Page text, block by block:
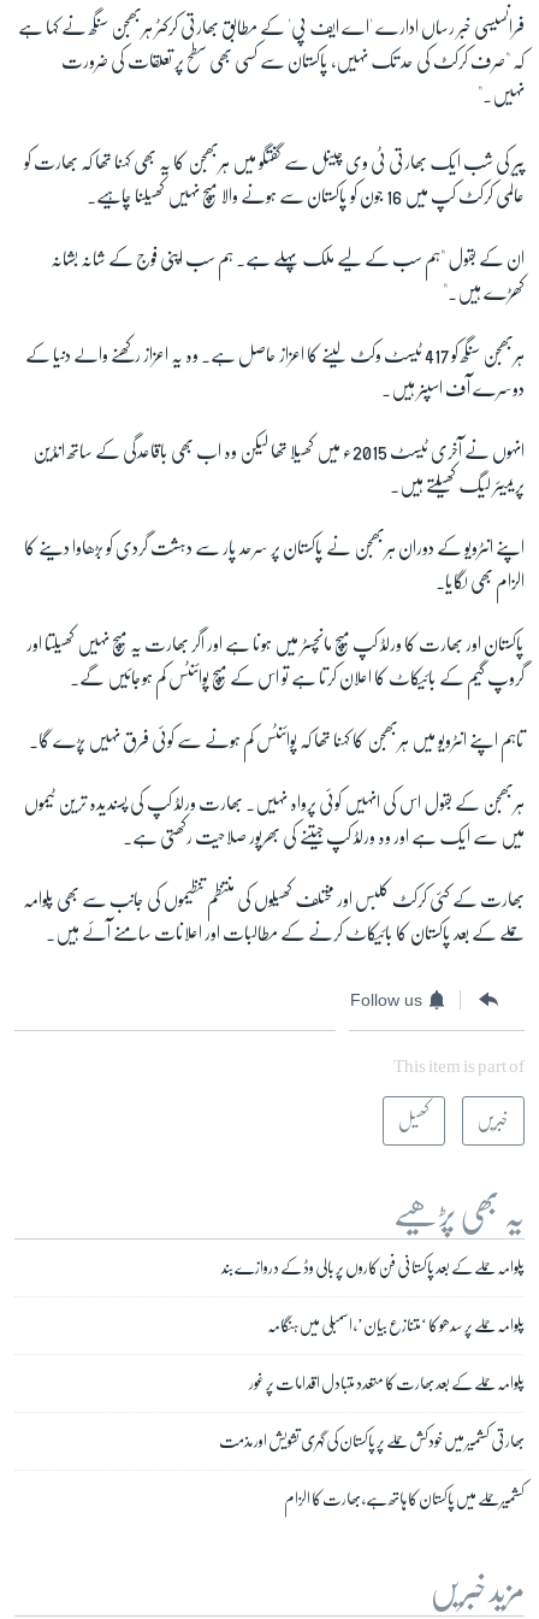
زبان
فرانسیسی خبر رساں ادارے 'اے ایف پی' کے مطابق بھارتی کرکٹر ہربھجن سنگھ نے کہا ہے
کہ "صرف کرکٹ کی حد تک نہیں، پاکستان سے کسی بھی سطح پر تعلقات کی ضرورت
نہیں۔"
پیر کی شب ایک بھارتی ٹی وی چینل سے گفتگو میں ہربھجن کا یہ بھی کہنا تھا کہ بھارت کو
عالمی کرکٹ کپ میں 16 جون کو پاکستان سے ہونے والا میچ نہیں کھیلنا چاہیے۔
ان کے بقول "ہم سب کے لیے ملک پہلے ہے۔ ہم سب اپنی فوج کے شانہ بشانہ
کھڑے ہیں۔"
ہربھجن سنگھ کو 417 ٹیسٹ وکٹ لینے کا اعزاز حاصل ہے۔ وہ یہ اعزاز رکھنے والے دنیا کے
دوسرے آف اسپنر ہیں۔
انہوں نے آخری ٹیسٹ 2015ء میں کھیلا تھا لیکن وہ اب بھی باقاعدگی کے ساتھ انڈین
پریمیئر لیگ کھیلتے ہیں۔
اپنے انٹرویو کے دوران ہربھجن نے پاکستان پر سرحد پار سے دہشت گردی کو بڑھاوا دینے کا
الزام بھی لگایا۔
پاکستان اور بھارت کا ورلڈ کپ میچ مانچسٹر میں ہونا ہے اور اگر بھارت یہ میچ نہیں کھیلتا اور
گروپ گیم کے بائیکاٹ کا اعلان کرتا ہے تو اس کے میچ پوائنٹس کم ہوجائیں گے۔
تاہم اپنے انٹرویو میں ہربھجن کا کہنا تھا کہ پوائنٹس کم ہونے سے کوئی فرق نہیں پڑے گا۔
ہربھجن کے بقول اس کی انہیں کوئی پرواہ نہیں۔ بھارت ورلڈ کپ کی پسندیدہ ترین ٹیموں
میں سے ایک ہے اور وہ ورلڈ کپ جیتنے کی بھرپور صلاحیت رکھتی ہے۔
بھارت کے کئی کرکٹ کلبس اور مختلف کھیلوں کی منتظم تنظیموں کی جانب سے بھی پلوامہ
حملے کے بعد پاکستان کا بائیکاٹ کرنے کے مطالبات اور اعلانات سامنے آئے ہیں۔
Follow us
This item is part of
خبریں کھیل
یہ بھی پڑھیے
پلوامہ حملے کے بعد پاکستانی فن کاروں پر بالی وڈ کے دروازے بند
پلوامہ حملے پر سدھو کا ‘متنازع بیان’، اسمبلی میں ہنگامہ
پلوامہ حملے کے بعد بھارت کا متعدد متبادل اقدامات پر غور
بھارتی کشمیر میں خودکش حملے پر پاکستان کی گہری تشویش اور مذمت
کشمیر حملے میں پاکستان کا ہاتھ ہے، بھارت کا الزام
مزید خبریں